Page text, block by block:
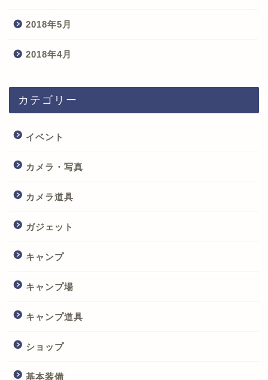
2018年5月
2018年4月
カテゴリー
イベント
カメラ・写真
カメラ道具
ガジェット
キャンプ
キャンプ場
キャンプ道具
ショップ
基本装備